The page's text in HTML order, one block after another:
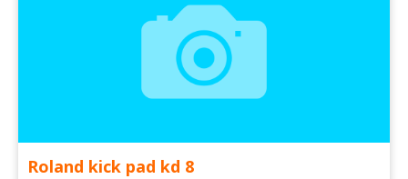
Roland kick pad kd 8